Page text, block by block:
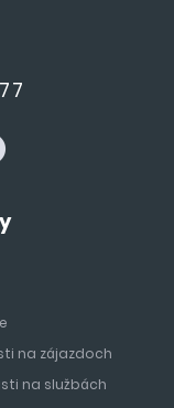
na zájazdoch
na službách